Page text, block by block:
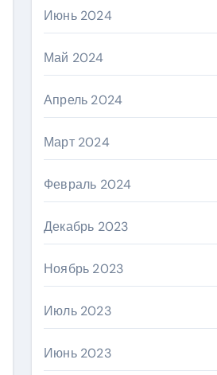
Июнь 2024
Май 2024
Апрель 2024
Март 2024
Февраль 2024
Декабрь 2023
Ноябрь 2023
Июль 2023
Июнь 2023